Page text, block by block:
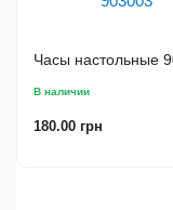
Часы настольные
В наличии
180.00 грн